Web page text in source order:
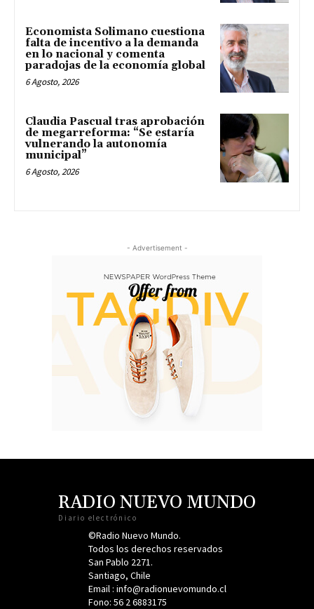
Economista Solimano cuestiona
falta de incentivo a la demanda
en lo nacional y comenta
paradojas de la economía global
6 Agosto, 2026
Claudia Pascual tras aprobación
de megarreforma: “Se estaría
vulnerando la autonomía
municipal”
6 Agosto, 2026
- Advertisement -
RADIO NUEVO MUNDO
Diario electrónico
©Radio Nuevo Mundo.
Todos los derechos reservados
San Pablo 2271.
Santiago, Chile
Email : info@radionuevomundo.cl
Fono: 56 2 6883175